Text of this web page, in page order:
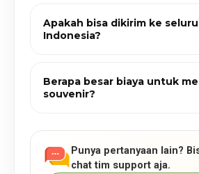
Apakah bisa dikirim ke
Indonesia?
Berapa besar biaya untuk
souvenir?
Punya pertanyaan lain?
chat tim support aja.